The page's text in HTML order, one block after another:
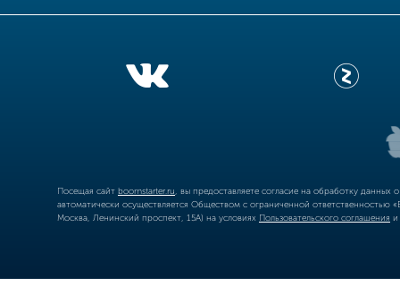
Посещая сайт boomstarter.ru , вы предоставляете согласие на обработку
автоматически осуществляется Обществом с ограниченной
Москва, Ленинский проспект, 15А) на условиях Пользовательского соглашения и